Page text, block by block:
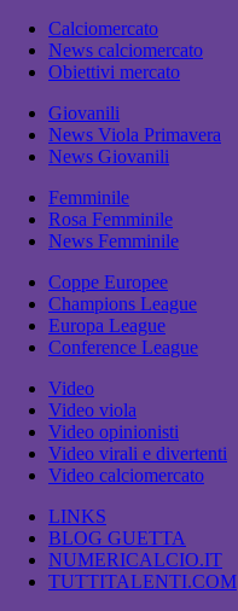
Calciomercato
News calciomercato
Obiettivi mercato
Giovanili
News Viola Primavera
News Giovanili
Femminile
Rosa Femminile
News Femminile
Coppe Europee
Champions League
Europa League
Conference League
Video
Video viola
Video opinionisti
Video virali e divertenti
Video calciomercato
LINKS
BLOG GUETTA
NUMERICALCIO.IT
TUTTITALENTI.COM